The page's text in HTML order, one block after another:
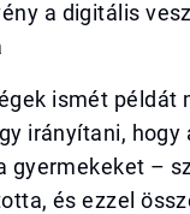
a digitális
ismét példát
irányítani,
–
és ezzel